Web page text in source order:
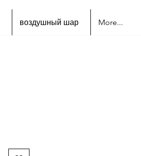
воздушный шар More...